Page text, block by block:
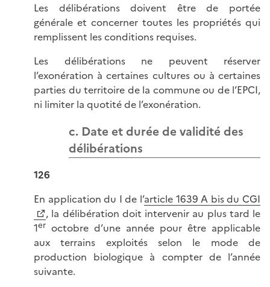
Les délibérations doivent être de portée
générale et concerner toutes les propriétés qui
remplissent les conditions requises.
Les délibérations ne peuvent réserver
l’exonération à certaines cultures ou à certaines
parties du territoire de la commune ou de l’EPCI,
ni limiter la quotité de l’exonération.
c. Date et durée de validité des
délibérations
126
En application du I de l’article 1639 A bis du CGI
, la délibération doit intervenir au plus tard le
1er octobre d’une année pour être applicable
aux terrains exploités selon le mode de
production biologique à compter de l’année
suivante.